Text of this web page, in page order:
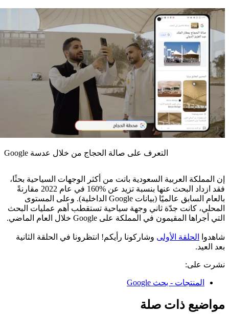
التعرف على صالة الحجاج من خلال عدسة Google
إن المملكة العربية السعودية باتت من أكثر الوجهات السياحية بحثًا،
فقد ازداد البحث عنها بنسبة تزيد عن %160 في عام 2022 مقارنةً
بالعام السابق عالميًا (بيانات Google الداخلية). وعلى المستوى
المحلي، كانت جدّة ثاني وجهة سياحية تستقطب أهم عمليات البحث
التي أجراها المقيمون في المملكة على Google خلال العام الماضي.
شاهدوا الحلقة الأولى وشاركونا رأيكم! انتظرونا في الحلقة الثانية
بعد العيد.
نشرت على:
المنتجات - بحث Google
مواضيع ذات صلة